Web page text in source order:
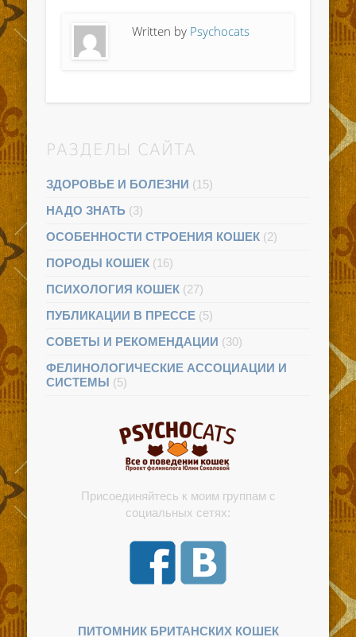
Written by Psychocats
РАЗДЕЛЫ САЙТА
ЗДОРОВЬЕ И БОЛЕЗНИ (15)
НАДО ЗНАТЬ (3)
ОСОБЕННОСТИ СТРОЕНИЯ КОШЕК (2)
ПОРОДЫ КОШЕК (16)
ПСИХОЛОГИЯ КОШЕК (27)
ПУБЛИКАЦИИ В ПРЕССЕ (5)
СОВЕТЫ И РЕКОМЕНДАЦИИ (30)
ФЕЛИНОЛОГИЧЕСКИЕ АССОЦИАЦИИ И
СИСТЕМЫ (5)
Присоединяйтесь к моим группам с
социальных сетях:
ПИТОМНИК БРИТАНСКИХ КОШЕК